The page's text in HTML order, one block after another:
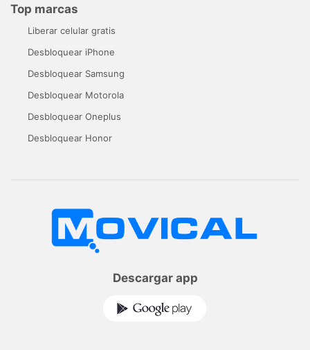
Top marcas
Liberar celular gratis
Desbloquear iPhone
Desbloquear Samsung
Desbloquear Motorola
Desbloquear Oneplus
Desbloquear Honor
Descargar app